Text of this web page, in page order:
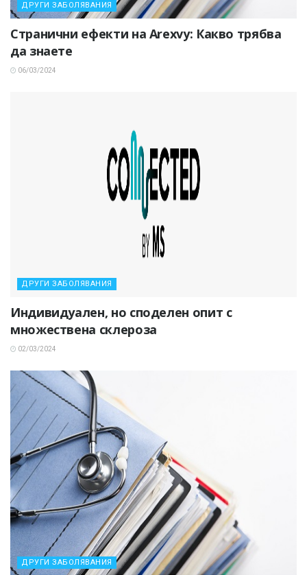
ДРУГИ ЗАБОЛЯВАНИЯ
Странични ефекти на Arexvy: Какво трябва
да знаете
06/03/2024
ДРУГИ ЗАБОЛЯВАНИЯ
Индивидуален, но споделен опит с
множествена склероза
02/03/2024
ДРУГИ ЗАБОЛЯВАНИЯ